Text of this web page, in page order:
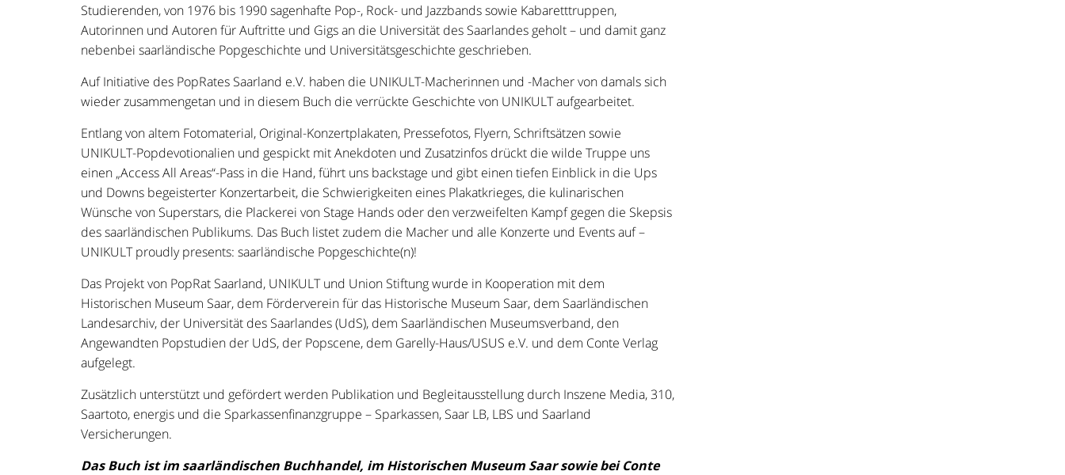
Studierenden, von 1976 bis 1990 sagenhafte Pop-, Rock- und Jazzbands sowie Kabaretttruppen,
Autorinnen und Autoren für Auftritte und Gigs an die Universität des Saarlandes geholt – und damit ganz
nebenbei saarländische Popgeschichte und Universitätsgeschichte geschrieben.
Auf Initiative des PopRates Saarland e.V. haben die UNIKULT-Macherinnen und -Macher von damals sich
wieder zusammengetan und in diesem Buch die verrückte Geschichte von UNIKULT aufgearbeitet.
Entlang von altem Fotomaterial, Original-Konzertplakaten, Pressefotos, Flyern, Schriftsätzen sowie
UNIKULT-Popdevotionalien und gespickt mit Anekdoten und Zusatzinfos drückt die wilde Truppe uns
einen „Access All Areas“-Pass in die Hand, führt uns backstage und gibt einen tiefen Einblick in die Ups
und Downs begeisterter Konzertarbeit, die Schwierigkeiten eines Plakatkrieges, die kulinarischen
Wünsche von Superstars, die Plackerei von Stage Hands oder den verzweifelten Kampf gegen die Skepsis
des saarländischen Publikums. Das Buch listet zudem die Macher und alle Konzerte und Events auf –
UNIKULT proudly presents: saarländische Popgeschichte(n)!
Das Projekt von PopRat Saarland, UNIKULT und Union Stiftung wurde in Kooperation mit dem
Historischen Museum Saar, dem Förderverein für das Historische Museum Saar, dem Saarländischen
Landesarchiv, der Universität des Saarlandes (UdS), dem Saarländischen Museumsverband, den
Angewandten Popstudien der UdS, der Popscene, dem Garelly-Haus/USUS e.V. und dem Conte Verlag
aufgelegt.
Zusätzlich unterstützt und gefördert werden Publikation und Begleitausstellung durch Inszene Media, 310,
Saartoto, energis und die Sparkassenfinanzgruppe – Sparkassen, Saar LB, LBS und Saarland
Versicherungen.
Das Buch ist im saarländischen Buchhandel, im Historischen Museum Saar sowie bei Conte